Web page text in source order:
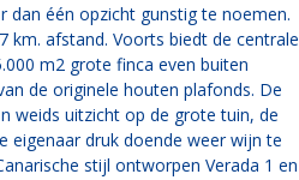
dan één opzicht gunstig te noemen.
afstand. Voorts biedt de centrale
m2 grote finca even buiten
de originele houten plafonds. De
weids uitzicht op de grote tuin, de
eigenaar druk doende weer wijn te
stijl ontworpen Verada 1 en